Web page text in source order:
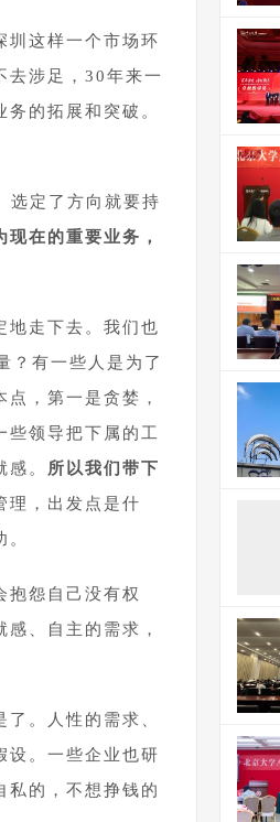
圳这样一个市场环
去涉足，30年来一
的拓展和突破。
选定了方向就要持
现在的重要业务，
地走下去。我们也
？有一些人是为了
，第一是贪婪，
些领导把下属的工
。 所以我们带下
理，出发点是什
抱怨自己没有权
、自主的需求，
。人性的需求、
设。一些企业也研
私的，不想挣钱的